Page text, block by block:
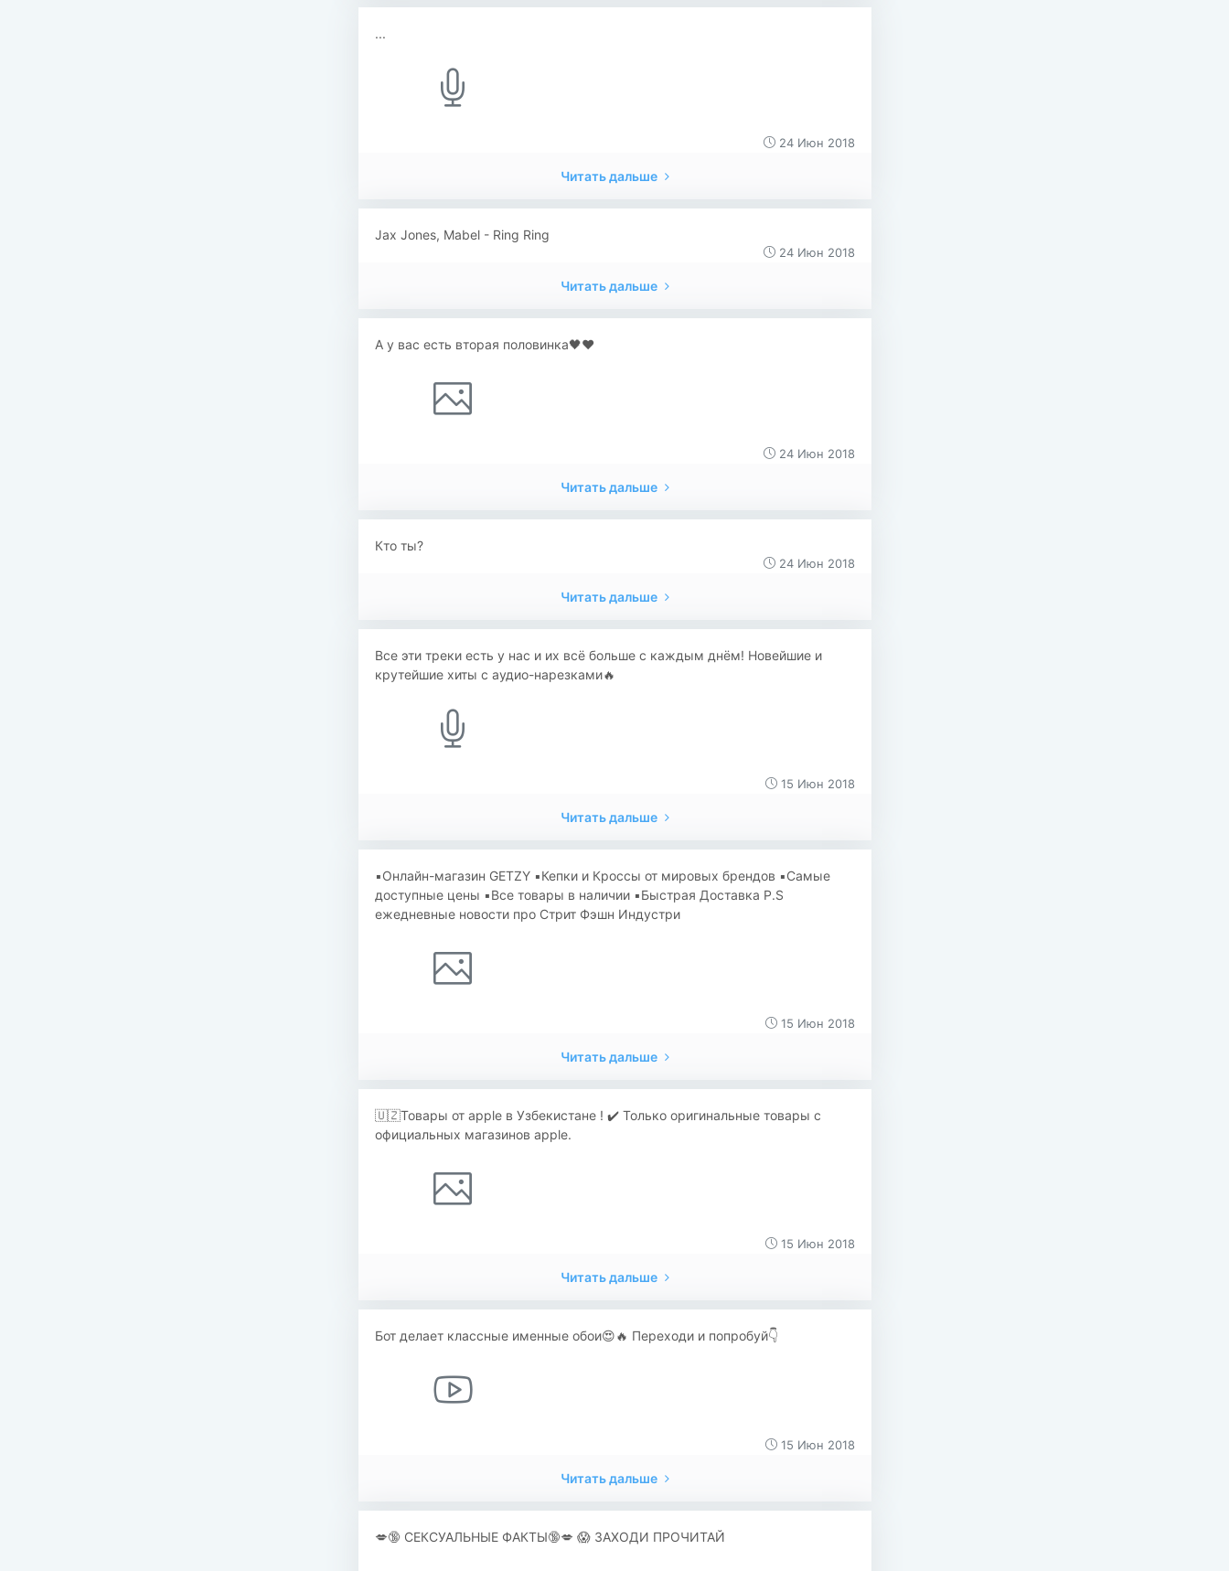
...
24 Июн 2018
Читать дальше
Jax Jones, Mabel - Ring Ring
24 Июн 2018
Читать дальше
А у вас есть вторая половинка🖤❤️
24 Июн 2018
Читать дальше
Кто ты?
24 Июн 2018
Читать дальше
Все эти треки есть у нас и их всё больше с каждым днём! Новейшие и
крутейшие хиты с аудио-нарезками🔥
15 Июн 2018
Читать дальше
▪️Онлайн-магазин GETZY ▪️Кепки и Кроссы от мировых брендов ▪️Самые
доступные цены ▪️Все товары в наличии ▪️Быстрая Доставка P.S
ежедневные новости про Стрит Фэшн Индустри
15 Июн 2018
Читать дальше
🇺🇿Товары от apple в Узбекистане ! ✔️ Только оригинальные товары с
официальных магазинов apple.
15 Июн 2018
Читать дальше
Бот делает классные именные обои😍🔥 Переходи и попробуй👇
15 Июн 2018
Читать дальше
💋🔞 СЕКСУАЛЬНЫЕ ФАКТЫ🔞💋 😱 ЗАХОДИ ПРОЧИТАЙ